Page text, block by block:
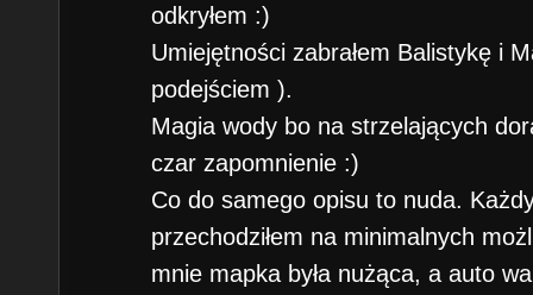
odkryłem :)
Umiejętności zabrałem Balistykę i
podejściem ).
Magia wody bo na strzelających
czar zapomnienie :)
Co do samego opisu to nuda.
przechodziłem na minimalnych
mnie mapka była nużąca, a auto